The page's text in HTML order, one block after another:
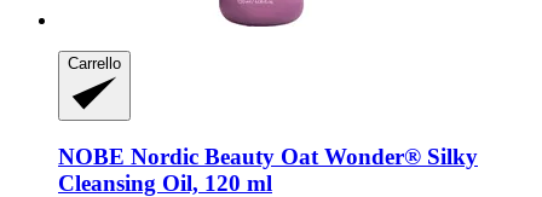
Carrello
NOBE Nordic Beauty Oat Wonder® Silky
Cleansing Oil, 120 ml